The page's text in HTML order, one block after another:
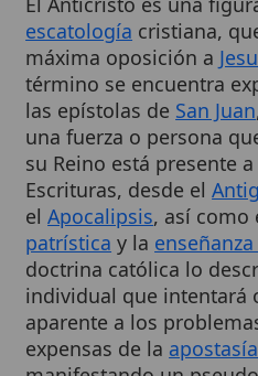
máxima oposición a
término se encuentra
las epístolas deSan Juan,
una fuerza o persona que
su Reino está presente a
Escrituras, desde el
el Apocalipsis, así como
patrísticay laenseñanza
doctrina católica lo
individual que intentará
aparente a los problemas
expensas de laapostasía
manifestando un pseudo-
glorifica al hombre en
Mesías.